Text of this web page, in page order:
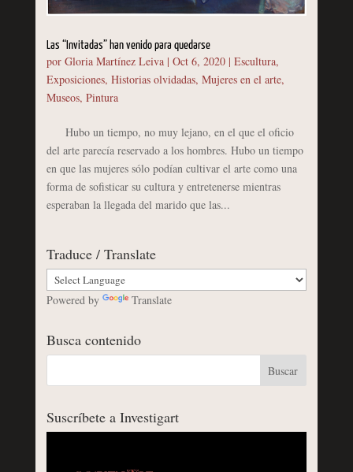
Las “Invitadas” han venido para quedarse
por Gloria Martínez Leiva| Oct 6, 2020| Escultura,
Exposiciones, Historias olvidadas, Mujeres en el arte,
Museos, Pintura
Hubo un tiempo, no muy lejano, en el que el oficio
del arte parecía reservado a los hombres. Hubo un tiempo
en que las mujeres sólo podían cultivar el arte como una
forma de sofisticar su cultura y entretenerse mientras
esperaban la llegada del marido que las...
Traduce / Translate
Powered by Translate
Busca contenido
Suscríbete a Investigart